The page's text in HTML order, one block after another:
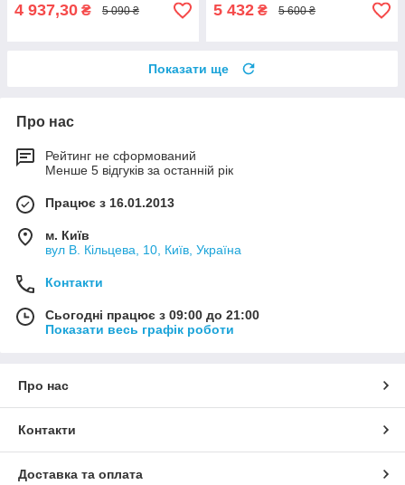
4 937,30 ₴ 5 090 ₴ 5 432 ₴ 5 600 ₴
Показати ще
Про нас
Рейтинг не сформований
Менше 5 відгуків за останній рік
Працює з 16.01.2013
м. Київ
вул В. Кільцева, 10, Київ, Україна
Контакти
Сьогодні працює з 09:00 до 21:00
Показати весь графік роботи
Про нас
Контакти
Доставка та оплата